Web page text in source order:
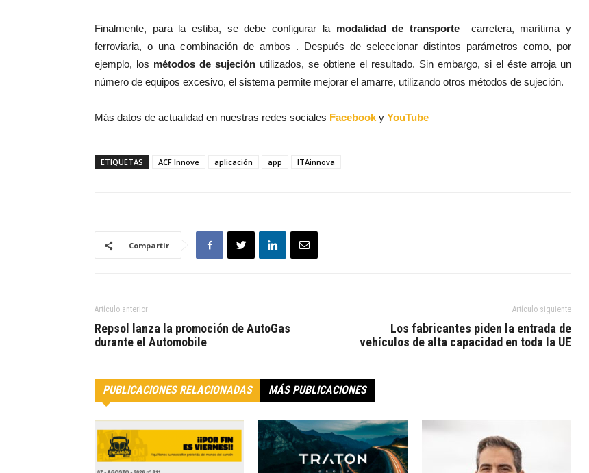
Finalmente, para la estiba, se debe configurar la modalidad de transporte–carretera, marítima y
ferroviaria, o una combinación de ambos–. Después de seleccionar distintos parámetros como, por
ejemplo, los métodos de sujeción utilizados, se obtiene el resultado. Sin embargo, si el éste arroja un
número de equipos excesivo, el sistema permite mejorar el amarre, utilizando otros métodos de sujeción.
Más datos de actualidad en nuestras redes sociales Facebook y YouTube
ETIQUETAS ACF Innove aplicación app ITAinnova
Compartir
Artículo anterior
Repsol lanza la promoción de AutoGas
durante el Automobile
Artículo siguiente
Los fabricantes piden la entrada de
vehículos de alta capacidad en toda la UE
PUBLICACIONES RELACIONADAS MÁS PUBLICACIONES